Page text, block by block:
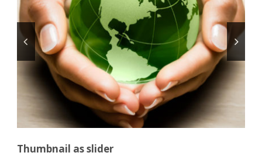
Thumbnail as slider